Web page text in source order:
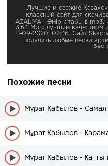
Лучшие и свежие
классный сайт для
AZALIYA - Өмір кітабы в
3,64 Mb с лучшим качеством
3-09-2020, 02:46. Сайт
получить любые песни
Похожие песни
Мұрат Қабылов -
Мұрат Қабылов -
Мұрат Қабылов - Қатты